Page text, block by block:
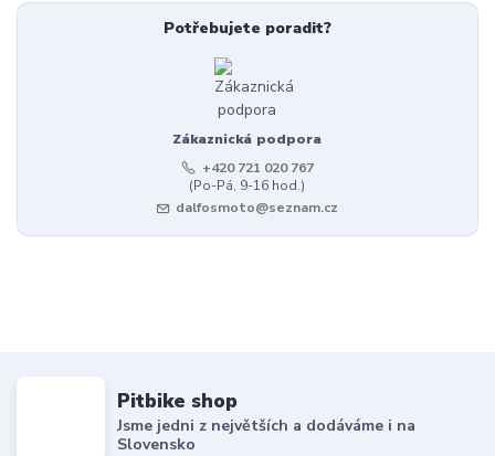
Potřebujete poradit?
Zákaznická podpora
+420 721 020 767
(Po-Pá, 9-16 hod.)
dalfosmoto@seznam.cz
Pitbike shop
Jsme jedni z největších a dodáváme i na
Slovensko